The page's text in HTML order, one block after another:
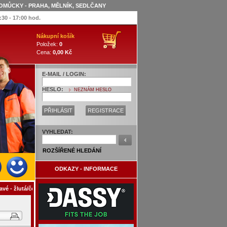
- PRAHA, MĚLNÍK, SEDLČANY
- 17:00 hod.
- žlutá/černá
Nákupní košík
Položek: 0
Cena: 0,00 Kč
E-MAIL / LOGIN:
HESLO: NEZNÁM HESLO
PŘIHLÁSIT REGISTRACE
VYHLEDAT:
ROZŠÍŘENÉ HLEDÁNÍ
ODKAZY - INFORMACE